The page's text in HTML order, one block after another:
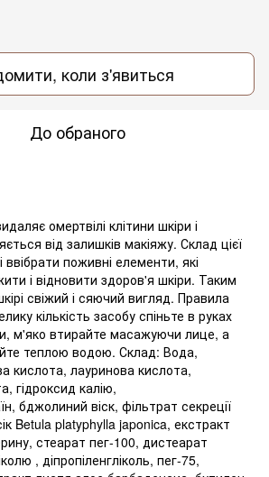
коли з'явиться
До обраного
омертвілі клітини шкіри і
від залишків макіяжу. Склад цієї
ввібрати поживні елементи, які
і відновити здоров'я шкіри. Таким
свіжий і сяючий вигляд. Правила
кількість засобу спіньте в руках
м'яко втирайте масажуючи лице, а
теплою водою. Склад: Вода,
кислота, лауринова кислота,
гідроксид калію,
бджолиний віск, фільтрат секреції
Betula platyphylla japonica, екстракт
стеарат пег-100, дистеарат
, діпропіленгліколь, пег-75,